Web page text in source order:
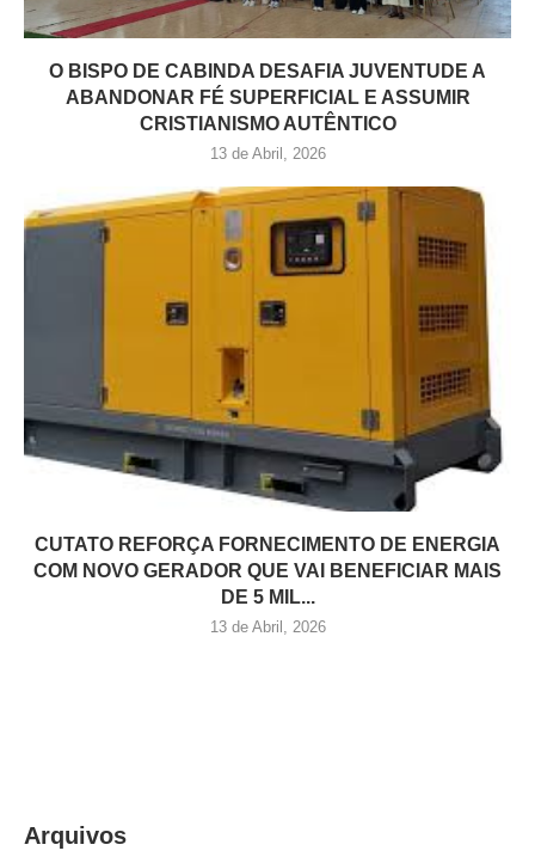
O BISPO DE CABINDA DESAFIA JUVENTUDE A
ABANDONAR FÉ SUPERFICIAL E ASSUMIR
CRISTIANISMO AUTÊNTICO
13 de Abril, 2026
CUTATO REFORÇA FORNECIMENTO DE ENERGIA
COM NOVO GERADOR QUE VAI BENEFICIAR MAIS
DE 5 MIL...
13 de Abril, 2026
Arquivos